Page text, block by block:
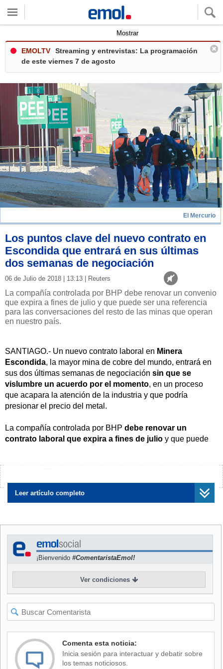
Mostrar
EMOLTV
Streaming y entrevistas: La programación
de este viernes 7 de agosto
El Mercurio
Los puntos clave del nuevo contrato en
Escondida que entrará en sus últimas
dos semanas de negociación
06 de Julio de 2018 | 13:13 | Reuters
La compañía controlada por BHP debe renovar un convenio
que expira a fines de julio y que puede ser una referencia
para las conversaciones del resto de las minas que operan
en nuestro país.
SANTIAGO.- Un nuevo contrato laboral en Minera
Escondida, la mayor mina de cobre del mundo, entrará en
sus dos últimas semanas de negociación sin que se
vislumbre un acuerdo por el momento, en un proceso
que acapara la atención de la industria y que podría
presionar el precio del metal.
La compañía controlada por BHP debe renovar un
contrato laboral que expira a fines de julio y que puede
NOTICIARELACIONADA
Así, las conversaciones ocurren poco más de un año
una histórica huelga de 44 días que sacudió el mercado
mundial del cobre y dejó enormes pérdidas económicas en
Chile.
¿QUÉ ESTÁ PASANDO?
Leer artículo completo
¡Bienvenido #ComentaristaEmol!
Ver condiciones
Comenta esta noticia:
Inicia sesión para interactuar y debatir sobre
los temas noticiosos.